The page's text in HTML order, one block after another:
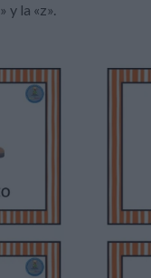
y la «z».